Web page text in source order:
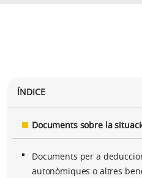
ÍNDICE
Documents sobre la
Documents per a
autonòmiques o altres